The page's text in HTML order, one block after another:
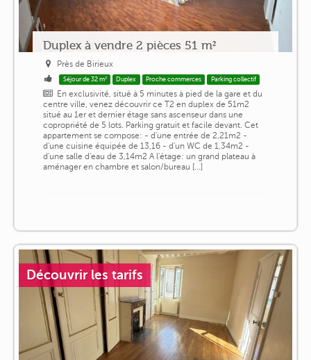
Duplex à vendre 2 pièces 51 m²
Près de Birieux
Séjour de 32 m² Duplex Proche commerces Parking collectif
En exclusivité, situé à 5 minutes à pied de la gare et du
centre ville, venez découvrir ce T2 en duplex de 51m2
situé au 1er et dernier étage sans ascenseur dans une
copropriété de 5 lots. Parking gratuit et facile devant. Cet
appartement se compose: - d'une entrée de 2,21m2 -
d'une cuisine équipée de 13,16 - d'un WC de 1,34m2 -
d'une salle d'eau de 3,14m2 A l'étage: un grand plateau à
aménager en chambre et salon/bureau [...]
Découvrir les tarifs